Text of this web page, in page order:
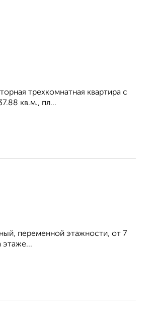
трехкомнатная квартира с
кв.м., пл...
переменной этажности, от 7
этаже...